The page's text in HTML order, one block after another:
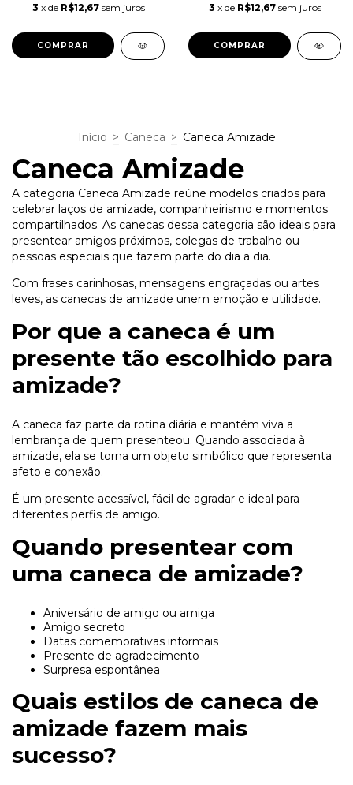
3 x de R$12,67 sem juros 3 x de R$12,67 sem juros
Início > Caneca > Caneca Amizade
Caneca Amizade
A categoria Caneca Amizade reúne modelos criados para
celebrar laços de amizade, companheirismo e momentos
compartilhados. As canecas dessa categoria são ideais para
presentear amigos próximos, colegas de trabalho ou
pessoas especiais que fazem parte do dia a dia.
Com frases carinhosas, mensagens engraçadas ou artes
leves, as canecas de amizade unem emoção e utilidade.
Por que a caneca é um
presente tão escolhido para
amizade?
A caneca faz parte da rotina diária e mantém viva a
lembrança de quem presenteou. Quando associada à
amizade, ela se torna um objeto simbólico que representa
afeto e conexão.
É um presente acessível, fácil de agradar e ideal para
diferentes perfis de amigo.
Quando presentear com
uma caneca de amizade?
Aniversário de amigo ou amiga
Amigo secreto
Datas comemorativas informais
Presente de agradecimento
Surpresa espontânea
Quais estilos de caneca de
amizade fazem mais
sucesso?